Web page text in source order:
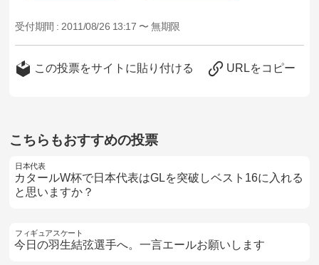
受付期間 : 2011/08/26 13:17 〜 無期限
この投票をサイトに貼り付ける URLをコピー
こちらもおすすめの投票
日本代表
カタールW杯で日本代表はGLを突破しベスト16に入れる
と思いますか？
フィギュアスケート
今日の羽生結弦選手へ。一言エールお願いします